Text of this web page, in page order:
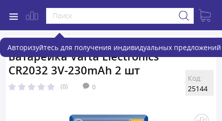
Авторизуйтесь для получения индивидуальных предложений
Батарейка Varta Electronics
CR2032 3V-230mAh 2 шт
(0) 0
Код:
25144